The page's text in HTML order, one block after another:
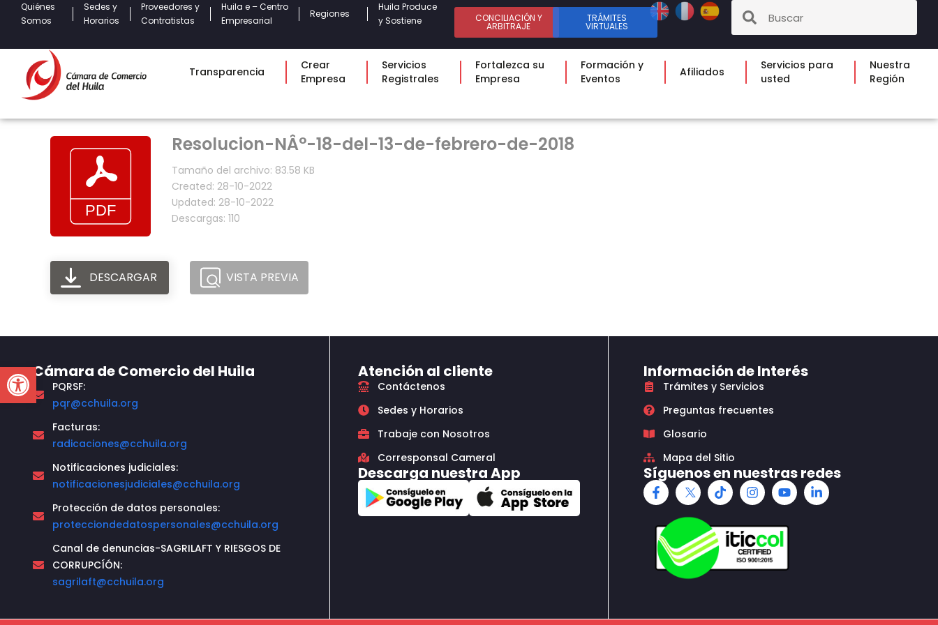
Open toolbar
Quiénes
Somos
Sedes y
Horarios
Proveedores y
Contratistas
Huila e – Centro
Empresarial
Regiones
Huila Produce
y Sostiene
CONCILIACIÓN Y
ARBITRAJE
TRÁMITES
VIRTUALES
Transparencia
Crear
Empresa
Servicios
Registrales
Fortalezca su
Empresa
Formación y
Eventos
Afiliados
Servicios para
usted
Nuestra
Región
Resolucion-NÂ°-18-del-13-de-febrero-de-2018
Tamaño del archivo: 83.58 KB
Created: 28-10-2022
Updated: 28-10-2022
Descargas: 110
DESCARGAR VISTA PREVIA
Cámara de Comercio del Huila
PQRSF:
pqr@cchuila.org
Facturas:
radicaciones@cchuila.org
Notificaciones judiciales:
notificacionesjudiciales@cchuila.org
Protección de datos personales:
protecciondedatospersonales@cchuila.org
Canal de denuncias-SAGRILAFT Y RIESGOS DE
CORRUPCÍÓN:
sagrilaft@cchuila.org
Atención al cliente
Contáctenos
Sedes y Horarios
Trabaje con Nosotros
Corresponsal Cameral
Descarga nuestra App
Información de Interés
Trámites y Servicios
Preguntas frecuentes
Glosario
Mapa del Sitio
Síguenos en nuestras redes